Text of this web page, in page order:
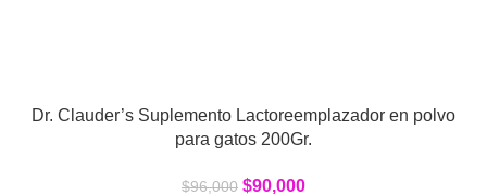
Dr. Clauder’s Suplemento Lactoreemplazador en polvo
para gatos 200Gr.
$96,000 $90,000